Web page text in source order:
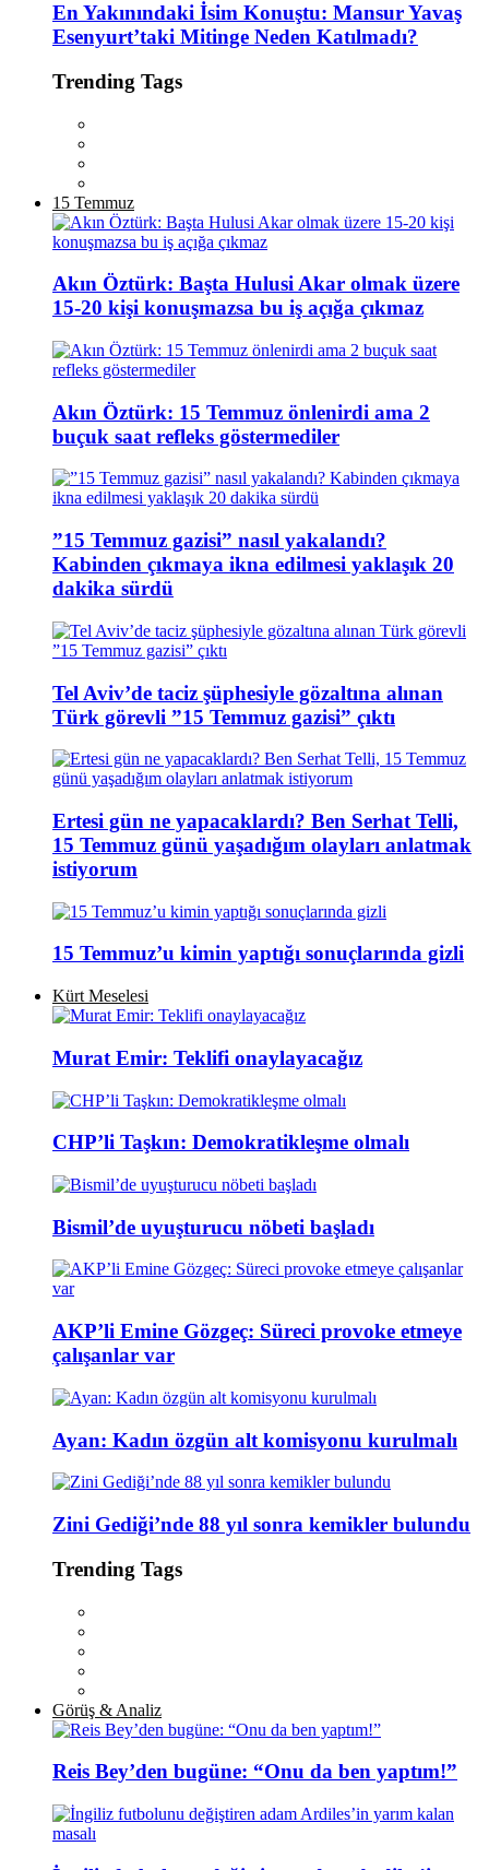
En Yakınındaki İsim Konuştu: Mansur Yavaş
Esenyurt’taki Mitinge Neden Katılmadı?
Trending Tags
15 Temmuz
Akın Öztürk: Başta Hulusi Akar olmak üzere
15-20 kişi konuşmazsa bu iş açığa çıkmaz
Akın Öztürk: 15 Temmuz önlenirdi ama 2
buçuk saat refleks göstermediler
”15 Temmuz gazisi” nasıl yakalandı?
Kabinden çıkmaya ikna edilmesi yaklaşık 20
dakika sürdü
Tel Aviv’de taciz şüphesiyle gözaltına alınan
Türk görevli ”15 Temmuz gazisi” çıktı
Ertesi gün ne yapacaklardı? Ben Serhat Telli,
15 Temmuz günü yaşadığım olayları anlatmak
istiyorum
15 Temmuz’u kimin yaptığı sonuçlarında gizli
Kürt Meselesi
Murat Emir: Teklifi onaylayacağız
CHP’li Taşkın: Demokratikleşme olmalı
Bismil’de uyuşturucu nöbeti başladı
AKP’li Emine Gözgeç: Süreci provoke etmeye
çalışanlar var
Ayan: Kadın özgün alt komisyonu kurulmalı
Zini Gediği’nde 88 yıl sonra kemikler bulundu
Trending Tags
Görüş & Analiz
Reis Bey’den bugüne: “Onu da ben yaptım!”